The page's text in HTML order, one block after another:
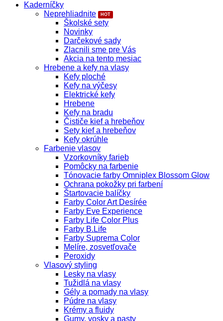
Kaderníčky
Neprehliadnite
Školské sety
Novinky
Darčekové sady
Zlacnili sme pre Vás
Akcia na tento mesiac
Hrebene a kefy na vlasy
Kefy ploché
Kefy na výčesy
Elektrické kefy
Hrebene
Kefy na bradu
Čističe kief a hrebeňov
Sety kief a hrebeňov
Kefy okrúhle
Farbenie vlasov
Vzorkovníky farieb
Pomôcky na farbenie
Tónovacie farby Omniplex Blossom Glow
Ochrana pokožky pri farbení
Štartovacie balíčky
Farby Color Art Desírée
Farby Eve Experience
Farby Life Color Plus
Farby B.Life
Farby Suprema Color
Melíre, zosvetľovače
Peroxidy
Vlasový styling
Lesky na vlasy
Tužidlá na vlasy
Gély a pomady na vlasy
Púdre na vlasy
Krémy a fluidy
Gumy, vosky a pasty